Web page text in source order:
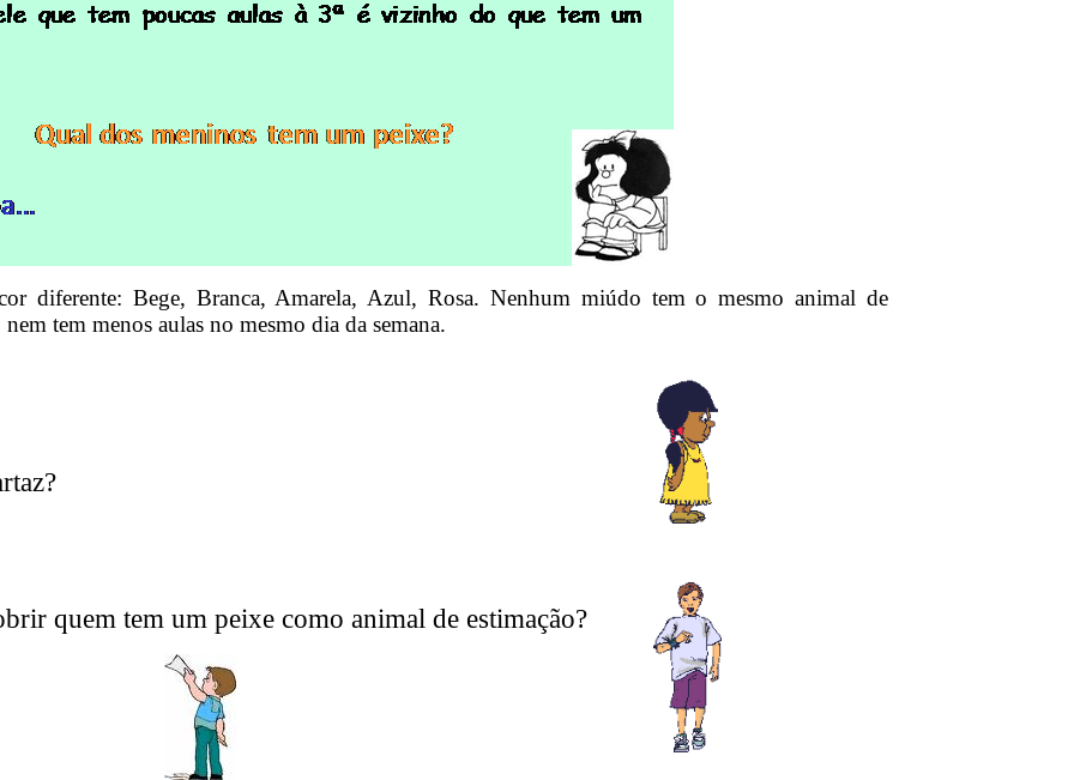
diferente: Bege, Branca, Amarela, Azul, Rosa. Nenhum miúdo tem o mesmo animal de
tem menos aulas no mesmo dia da semana.
quem tem um peixe como animal de estimação?